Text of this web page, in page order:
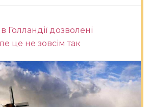
Голландії дозволені
це не зовсім так